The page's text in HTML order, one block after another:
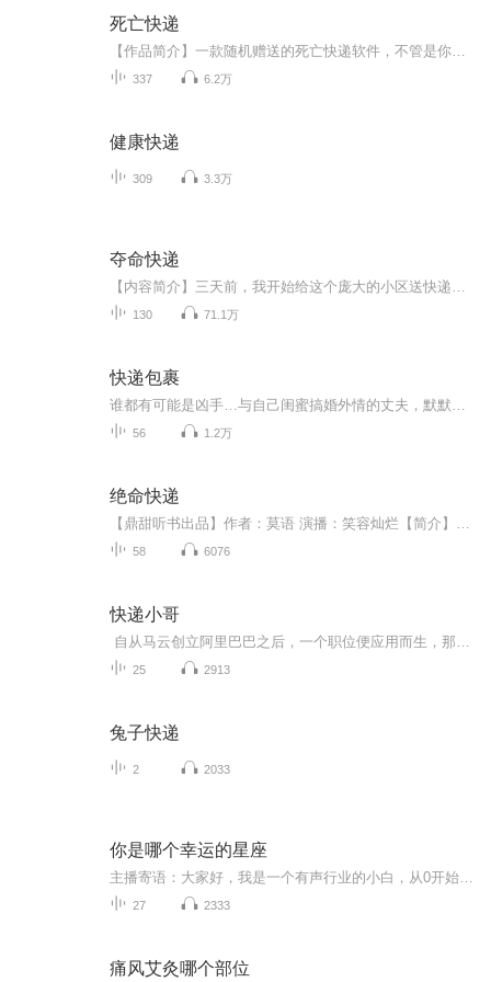
死亡快递
337 6.2万
健康快递
309 3.3万
夺命快递
130 71.1万
快递包裹
56 1.2万
绝命快递
58 6076
快递小哥
25 2913
兔子快递
2 2033
你是哪个幸运的星座
27 2333
痛风艾灸哪个部位